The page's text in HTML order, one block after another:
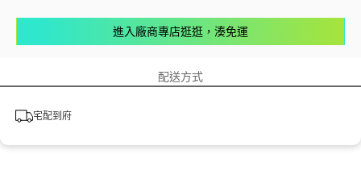
進入廠商專店逛逛，湊免運
配送方式
宅配到府